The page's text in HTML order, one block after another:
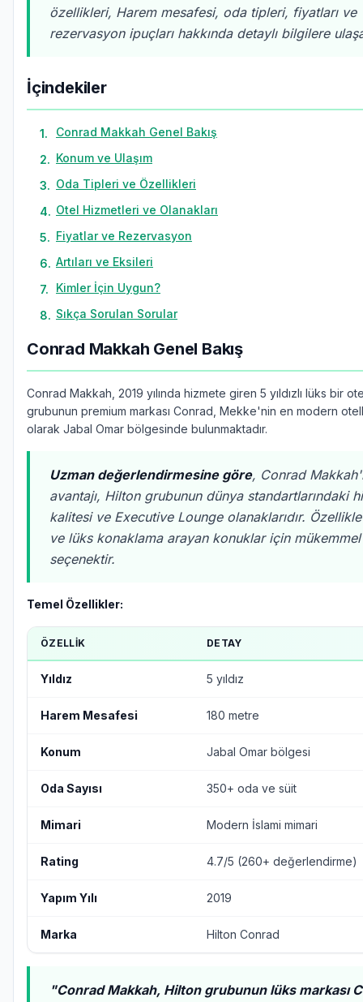
özellikleri, Harem mesafesi, oda tipleri, fiyatları ve
rezervasyon ipuçları hakkında detaylı bilgilere
İçindekiler
1.
Conrad Makkah Genel Bakış
2. Konum ve Ulaşım
3. Oda Tipleri ve Özellikleri
4. Otel Hizmetleri ve Olanakları
5. Fiyatlar ve Rezervasyon
6. Artıları ve Eksileri
7.
Kimler İçin Uygun?
8. Sıkça Sorulan Sorular
Conrad Makkah Genel Bakış
Conrad Makkah, 2019 yılında hizmete giren 5 yıldızlı lüks bir
grubunun premium markası Conrad, Mekke'nin en modern
olarak Jabal Omar bölgesinde bulunmaktadır.
Uzman değerlendirmesine göre, Conrad
avantajı, Hilton grubunun dünya standartlarındaki
kalitesi ve Executive Lounge olanaklarıdır.
ve lüks konaklama arayan konuklar için
seçenektir.
Temel Özellikler:
ÖZELLIK DETAY
Yıldız 5 yıldız
Harem Mesafesi 180 metre
Konum Jabal Omar bölgesi
Oda Sayısı 350+ oda ve süit
Mimari Modern İslami mimari
Rating 4.7/5 (260+ değerlendirme)
Yapım Yılı 2019
Marka Hilton Conrad
"Conrad Makkah, Hilton grubunun lüks markası